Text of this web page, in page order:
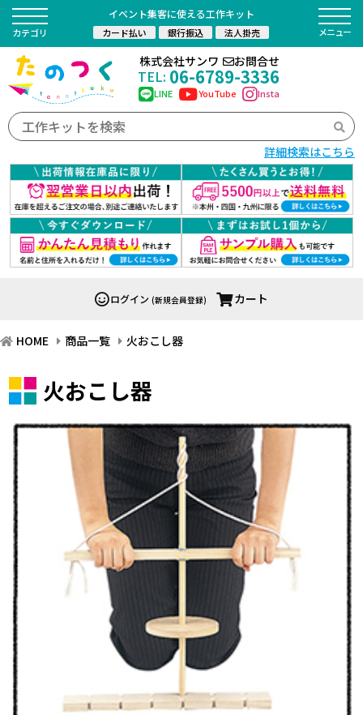
イベント集客に使える工作キット
カード払い 銀行振込 法人掛売
詳細検索はこちら
株式会社サンワ お問合せ
TEL: 06-6789-3336
LINE YouTube Insta
カテゴリ
ログイン (新規会員登録) カート
HOME 商品一覧 火おこし器
火おこし器